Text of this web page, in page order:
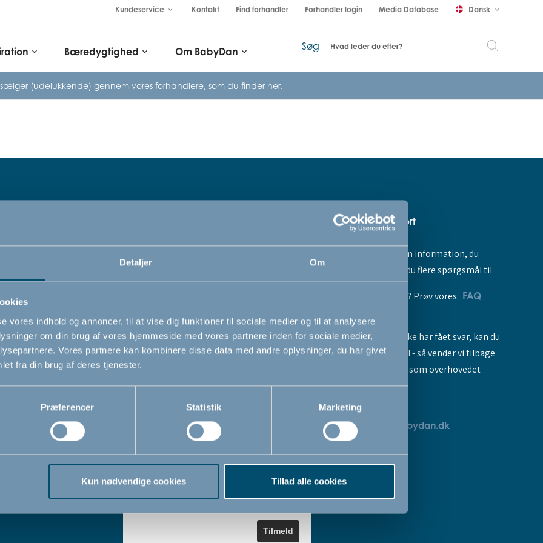
Detaljer Om
vores indhold og annoncer, til at vise dig funktioner til sociale medier og til at analysere
om din brug af vores hjemmeside med vores partnere inden for sociale medier,
Vores partnere kan kombinere disse data med andre oplysninger, du har givet
fra din brug af deres tjenester.
Præferencer Statistik Marketing
Kun nødvendige cookies Tillad alle cookies
Kundeservice keyboard_arrow_down Kontakt Find forhandler Forhandler login Media Database Dansk keyboard_arrow_down
keyboard_arrow_down Bæredygtighed keyboard_arrow_down Om BabyDan keyboard_arrow_down Søg
(udelukkende) gennem vores forhandlere, som du finder her.
vi vil bare gerne informere dig om vores
Navn
Email
Jeg accepterer at modtage nyhedsbreve
Ved at tilmelde dig vores nyhedsbrev
Tilmeld
Hjælp & support
Fandt du ikke den information, du
søgte, eller har du flere spørgsmål til
vores produkter? Prøv vores: FAQ
Hvis du stadig ikke har fået svar, kan du
sende os en mail - så vender vi tilbage
til dig så hurtigt som overhovedet
muligt:
servicedk@babydan.dk